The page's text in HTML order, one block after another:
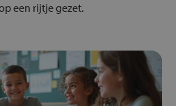
een rijtje gezet.